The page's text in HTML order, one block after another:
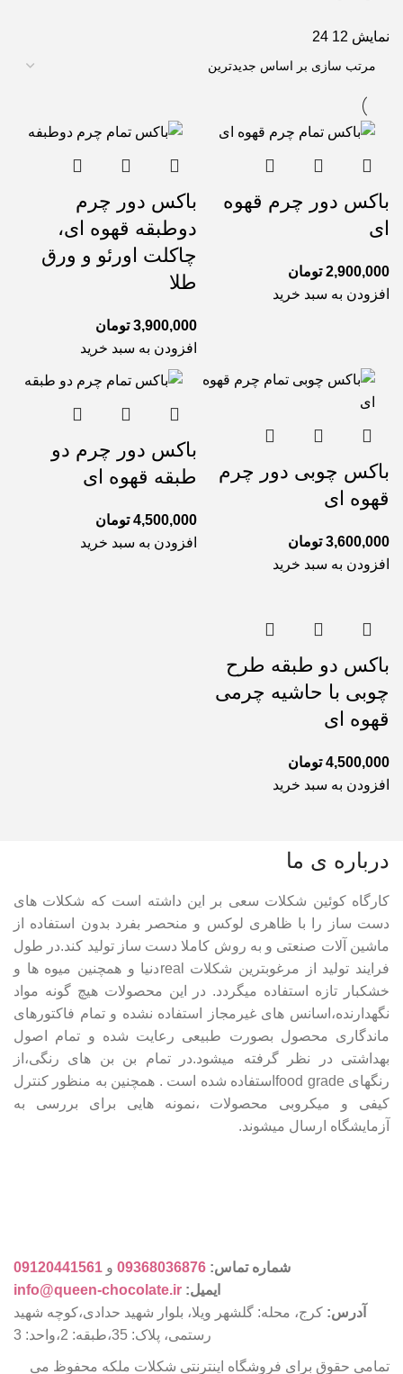
نمایش 12
24
باکس دور چرم قهوه
ای
2,900,000 تومان
افزودن به سبد خرید
باکس دور چرم
دوطبقه قهوه ای،
چاکلت اورئو و ورق
طلا
3,900,000 تومان
افزودن به سبد خرید
باکس چوبی دور چرم
قهوه ای
3,600,000 تومان
افزودن به سبد خرید
باکس دور چرم دو
طبقه قهوه ای
4,500,000 تومان
افزودن به سبد خرید
باکس دو طبقه طرح
چوبی با حاشیه چرمی
قهوه ای
4,500,000 تومان
افزودن به سبد خرید
درباره ی ما
کارگاه کوئین شکلات سعی بر این داشته است که شکلات های
دست ساز را با ظاهری لوکس و منحصر بفرد بدون استفاده از
ماشین آلات صنعتی و به روش کاملا دست ساز تولید کند.در طول
فرایند تولید از مرغوبترین شکلات realدنیا و همچنین میوه ها و
خشکبار تازه استفاده میگردد. در این محصولات هیچ گونه مواد
نگهدارنده،اسانس های غیرمجاز استفاده نشده و تمام فاکتورهای
ماندگاری محصول بصورت طبیعی رعایت شده و تمام اصول
بهداشتی در نظر گرفته میشود.در تمام بن بن های رنگی،از
رنگهای food gradeاستفاده شده است . همچنین به منظور کنترل
کیفی و میکروبی محصولات ،نمونه هایی برای بررسی به
آزمایشگاه ارسال میشوند.
شماره تماس: 09368036876 و 09120441561
ایمیل: info@queen-chocolate.ir
آدرس: کرج، محله: گلشهر ویلا، بلوار شهید حدادی،کوچه شهید
رستمی، پلاک: 35،طبقه: 2،واحد: 3
تمامی حقوق برای فروشگاه اینترنتی شکلات ملکه محفوظ می